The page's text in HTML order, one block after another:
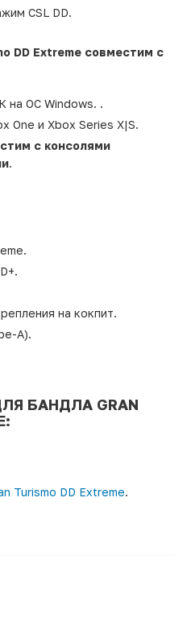
CSL DD.
DD Extreme совместим с
на ОС Windows. .
One и Xbox Series X|S.
с консолями
.
на кокпит.
A).
БАНДЛА GRAN
Turismo DD Extreme.